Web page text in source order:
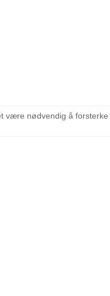
være nødvendig å forsterke